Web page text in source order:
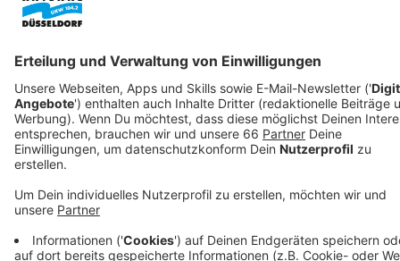
uns ein Sprecher bestätigt. Außerdem berät die
Parkplatz wieder ein Ticket ziehen müssen.
Veröffentlicht:Montag, 04.05.2020 04:58
Anzeige
Wegen der Corona-Pandemie hatte die Stadt im März
ausgesetzt. Sie wollte damals keine Anreize schaffen,